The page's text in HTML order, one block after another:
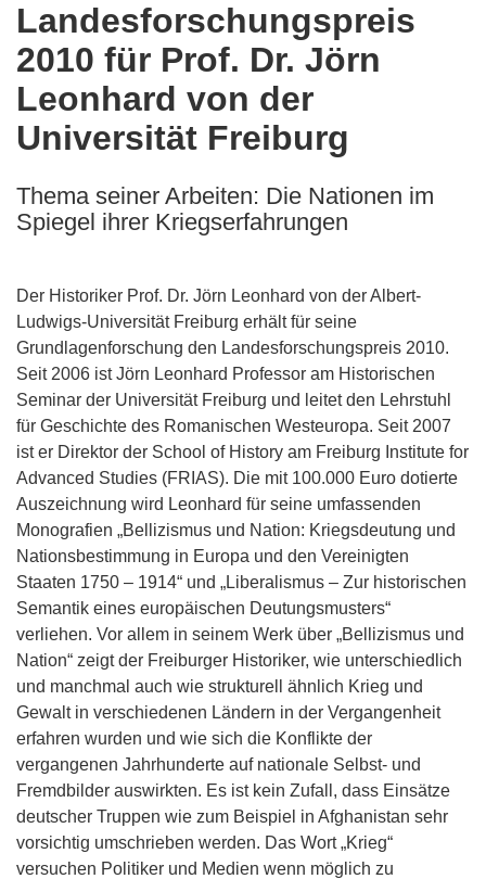
the
following
languages:
Landesforschungspreis
2010 für Prof. Dr. Jörn
Leonhard von der
Universität Freiburg
Thema seiner Arbeiten: Die Nationen im
Spiegel ihrer Kriegserfahrungen
Der Historiker Prof. Dr. Jörn Leonhard von der Albert-
Ludwigs-Universität Freiburg erhält für seine
Grundlagenforschung den Landesforschungspreis 2010.
Seit 2006 ist Jörn Leonhard Professor am Historischen
Seminar der Universität Freiburg und leitet den Lehrstuhl
für Geschichte des Romanischen Westeuropa. Seit 2007
ist er Direktor der School of History am Freiburg Institute for
Advanced Studies (FRIAS). Die mit 100.000 Euro dotierte
Auszeichnung wird Leonhard für seine umfassenden
Monografien „Bellizismus und Nation: Kriegsdeutung und
Nationsbestimmung in Europa und den Vereinigten
Staaten 1750 – 1914“ und „Liberalismus – Zur historischen
Semantik eines europäischen Deutungsmusters“
verliehen. Vor allem in seinem Werk über „Bellizismus und
Nation“ zeigt der Freiburger Historiker, wie unterschiedlich
und manchmal auch wie strukturell ähnlich Krieg und
Gewalt in verschiedenen Ländern in der Vergangenheit
erfahren wurden und wie sich die Konflikte der
vergangenen Jahrhunderte auf nationale Selbst- und
Fremdbilder auswirkten. Es ist kein Zufall, dass Einsätze
deutscher Truppen wie zum Beispiel in Afghanistan sehr
vorsichtig umschrieben werden. Das Wort „Krieg“
versuchen Politiker und Medien wenn möglich zu